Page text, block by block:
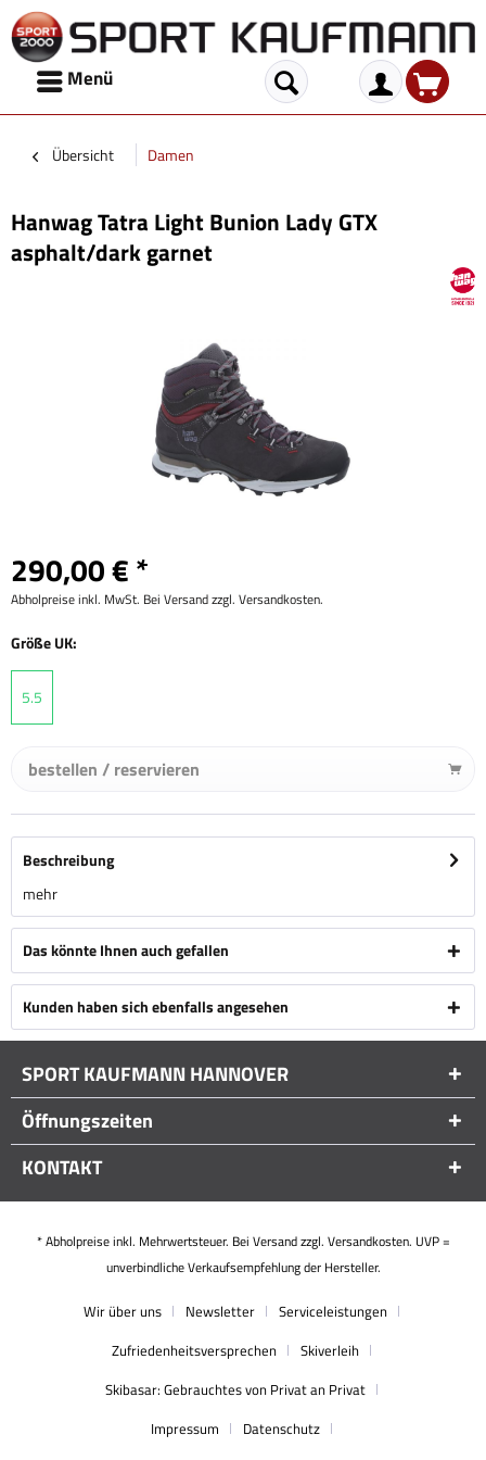
Menü
Übersicht Damen
Hanwag Tatra Light Bunion Lady GTX
asphalt/dark garnet
290,00 € *
Abholpreise inkl. MwSt. Bei Versand zzgl. Versandkosten.
Größe UK:
5.5
bestellen / reservieren
Beschreibung
mehr
Das könnte Ihnen auch gefallen
Kunden haben sich ebenfalls angesehen
SPORT KAUFMANN HANNOVER
Öffnungszeiten
KONTAKT
* Abholpreise inkl. Mehrwertsteuer. Bei Versand zzgl. Versandkosten. UVP =
unverbindliche Verkaufsempfehlung der Hersteller.
Wir über uns Newsletter
Serviceleistungen
Zufriedenheitsversprechen
Skiverleih
Skibasar: Gebrauchtes von Privat an Privat
Impressum
Datenschutz